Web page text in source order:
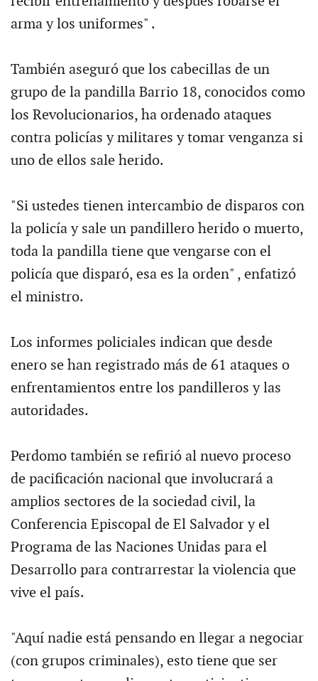
arma y los uniformes" .
También aseguró que los cabecillas de un
grupo de la pandilla Barrio 18, conocidos como
los Revolucionarios, ha ordenado ataques
contra policías y militares y tomar venganza si
uno de ellos sale herido.
"Si ustedes tienen intercambio de disparos con
la policía y sale un pandillero herido o muerto,
toda la pandilla tiene que vengarse con el
policía que disparó, esa es la orden" , enfatizó
el ministro.
Los informes policiales indican que desde
enero se han registrado más de 61 ataques o
enfrentamientos entre los pandilleros y las
autoridades.
Perdomo también se refirió al nuevo proceso
de pacificación nacional que involucrará a
amplios sectores de la sociedad civil, la
Conferencia Episcopal de El Salvador y el
Programa de las Naciones Unidas para el
Desarrollo para contrarrestar la violencia que
vive el país.
"Aquí nadie está pensando en llegar a negociar
(con grupos criminales), esto tiene que ser